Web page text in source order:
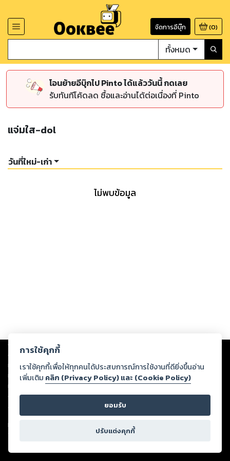
จัดการอีบุ๊ก (0)
ทั้งหมด
โอนย้ายอีบุ๊กไป Pinto ได้แล้ววันนี้ กดเลย
รับทันทีโค้ดลด ซื้อและอ่านได้ต่อเนื่องที่ Pinto
แจ่มใส-dol
วันที่ใหม่-เก่า
ไม่พบข้อมูล
Copyright © 2026
ต่อผลงานหรือเนื้อหาใดที่อัปโหลดผ่านเว็บไซต์และปรากฏว่าละเมิดสิทธิใน
ทรัพย์สินทางปัญญาของบุคคลอื่นหรือขัดต่อกฎหมายและศีลธรรม ดังนั้น ผู้อ่าน
ทุกท่านโปรดใช้วิจารณญาณในการกลั่นกรองด้วยตนเอง และหากท่านพบว่าส่วน
หนึ่งส่วนใดขัดต่อกฎหมายและศีลธรรม กรุณาแจ้งมายังบริษัท เพื่อทีมงานจะได้
ดำเนินการในทันที ทั้งนี้ ทางสตอรี่ล็อกขอสงวนลิขสิทธิ์ตามพระราชบัญญัติ
ลิขสิทธิ์ พ.ศ. 2537 (ฉบับล่าสุด)
For support: member@ookbee.com
Version
การใช้คุกกี้
เราใช้คุกกี้เพื่อให้ทุกคนได้ประสบการณ์การใช้งานที่ดียิ่งขึ้นอ่าน
เพิ่มเติม คลิก (Privacy Policy) และ (Cookie Policy)
ยอมรับ
ปรับแต่งคุกกี้